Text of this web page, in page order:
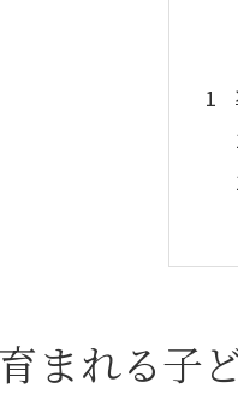
まれる子